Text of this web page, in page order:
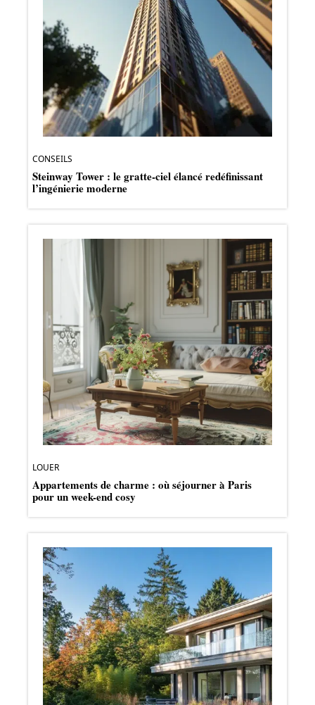
CONSEILS
Steinway Tower : le gratte-ciel élancé redéfinissant
l’ingénierie moderne
LOUER
Appartements de charme : où séjourner à Paris
pour un week-end cosy